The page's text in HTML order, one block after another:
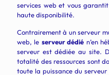
services web et vous
haute disponibilité.
Contrairement à un serveur
web, le serveur dédié n’en
serveur est dédiée au site.
totalité des ressources sont
toute la puissance du serveur